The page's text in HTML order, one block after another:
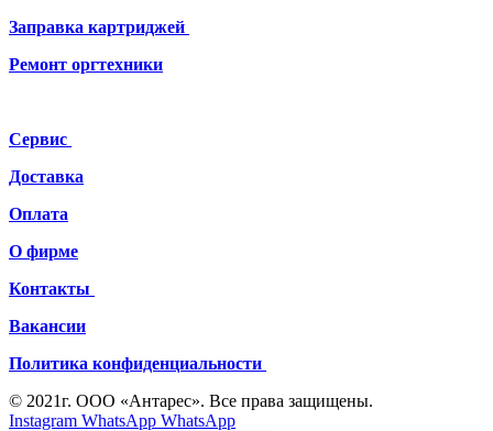
Заправка картриджей
Ремонт оргтехники
Сервис
Доставка
Оплата
О фирме
Контакты
Вакансии
Политика конфиденциальности
© 2021г. ООО «Антарес». Все права защищены.
Instagram WhatsApp WhatsApp